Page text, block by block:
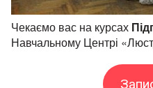
Чекаємо вас на курсах
Навчальному Центрі